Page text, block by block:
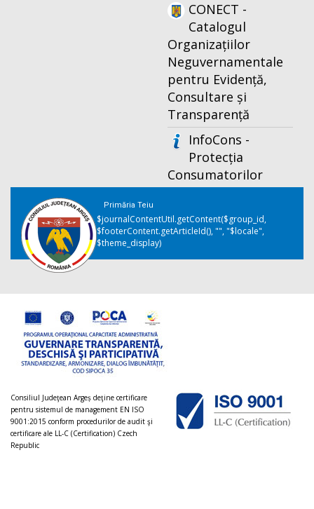
CONECT -
Catalogul
Organizațiilor
Neguvernamentale
pentru Evidență,
Consultare și
Transparență
InfoCons -
Protecția
Consumatorilor
Primăria Teiu
$journalContentUtil.getContent($group_id,
$footerContent.getArticleId(), "", "$locale",
$theme_display)
Consiliul Judeţean Argeș deţine certificare
pentru sistemul de management EN ISO
9001:2015 conform procedurilor de audit şi
certificare ale LL-C (Certification) Czech
Republic